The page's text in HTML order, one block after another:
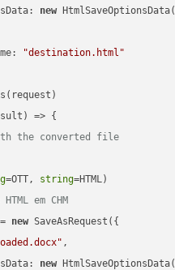
: new HtmlSaveOptionsData(
:
"destination.html"
) => {
the converted file
=OTT, string
em CHM
new SaveAsRequest({
,
: new HtmlSaveOptionsData(